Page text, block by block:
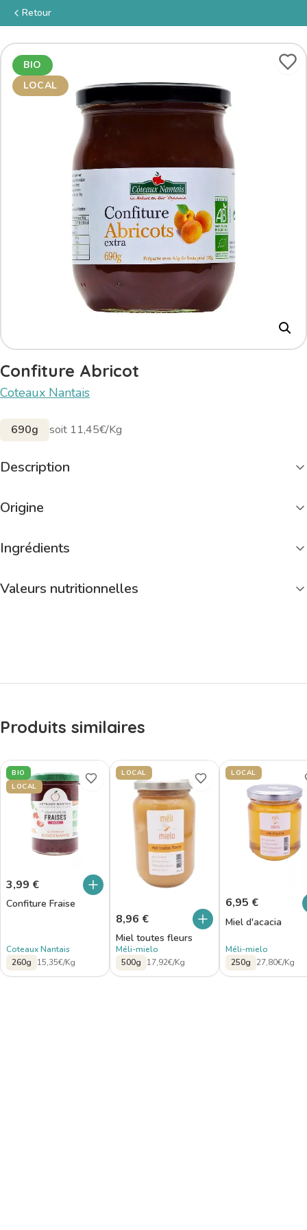
Retour
BIO
LOCAL
Confiture Abricot
Coteaux Nantais
690g soit 11,45€/Kg
Description
Origine
Ingrédients
Valeurs nutritionnelles
Produits similaires
BIO
LOCAL
3,99 €
Confiture Fraise
Coteaux Nantais
260g
15,35€/Kg
LOCAL
8,96 €
Miel toutes fleurs
Méli-mielo
500g
17,92€/Kg
LOCAL
6,95 €
Miel d'acacia
Méli-mielo
250g
27,80€/Kg